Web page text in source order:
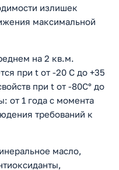
излишек
максимальной
на 2 кв.м.
при t от -20 С до +35
при t от -80С° до
от 1 года с момента
требований к
масло,